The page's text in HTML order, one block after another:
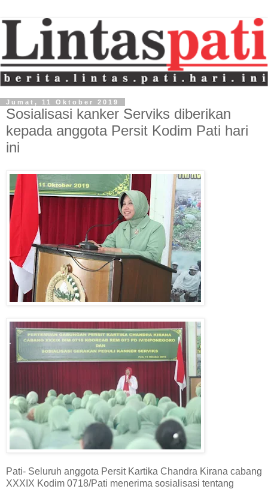
Jumat, 11 Oktober 2019
Sosialisasi kanker Serviks diberikan
kepada anggota Persit Kodim Pati hari
ini
Pati- Seluruh anggota Persit Kartika Chandra Kirana cabang
XXXIX Kodim 0718/Pati menerima sosialisasi tentang